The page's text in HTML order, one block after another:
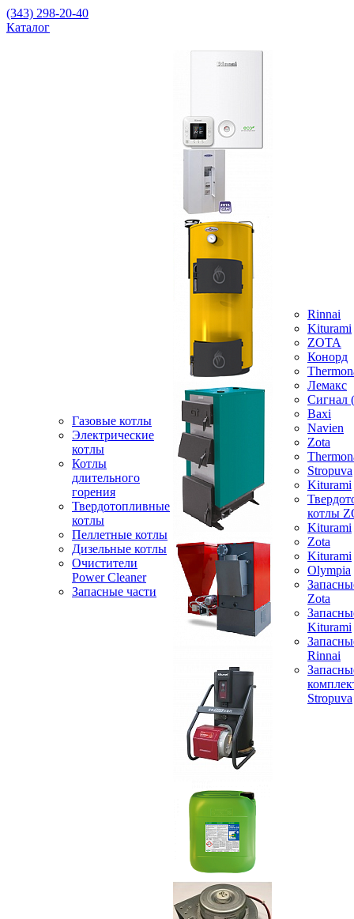
(343) 298-20-40
Каталог
Газовые котлы
Электрические
котлы
Котлы
длительного
горения
Твердотопливные
котлы
Пеллетные котлы
Дизельные котлы
Очистители
Power Cleaner
Запасные части
Rinnai
Kiturami
ZOTA
Конорд
Лемакс
Baxi
Navien
Zota
Stropuva
Kiturami
котлы
Kiturami
Zota
Kiturami
Olympia
Zota
Kiturami
Rinnai
Stropuva